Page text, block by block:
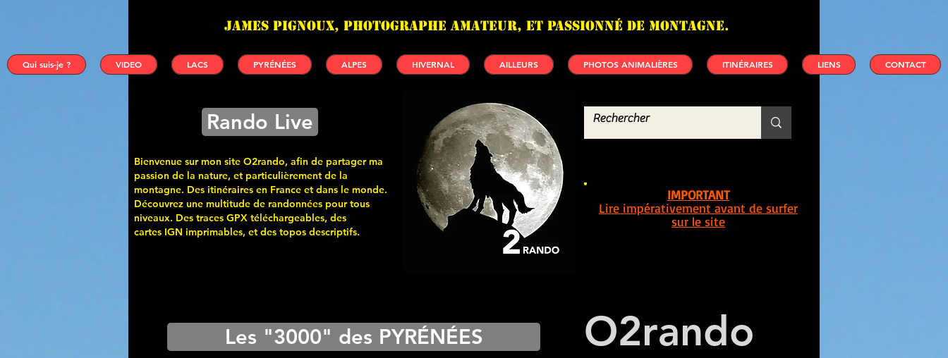
James PIGNOUX, photographe amateur, et passionné de montagne.
Qui suis-je ? VIDEO LACS PYRÉNÉES ALPES HIVERNAL AILLEURS PHOTOS ANIMALIÈRES ITINÉRAIRES LIENS CONTACT
Rando Live
Bienvenue sur mon site O2rando, afin de partager ma
passion de la nature, et particulièrement de la
montagne. Des itinéraires en France et dans le monde.
Découvrez une multitude de randonnées pour tous
niveaux. Des traces GPX téléchargeables, des
cartes IGN imprimables, et des topos descriptifs.
IMPORTANT
Lire impérativement avant de surfer
sur le site
Les "3000" des PYRÉNÉES O2rando